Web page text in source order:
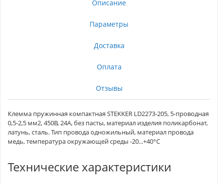
Описание
Параметры
Доставка
Оплата
Отзывы
Клемма пружинная компактная STEKKER LD2273-205, 5-проводная
0,5-2,5 мм2, 450В, 24A, без пасты, материал изделия поликарбонат,
латунь, сталь. Тип провода одножильный, материал провода
медь, температура окружающей среды -20...+40°C
Технические характеристики